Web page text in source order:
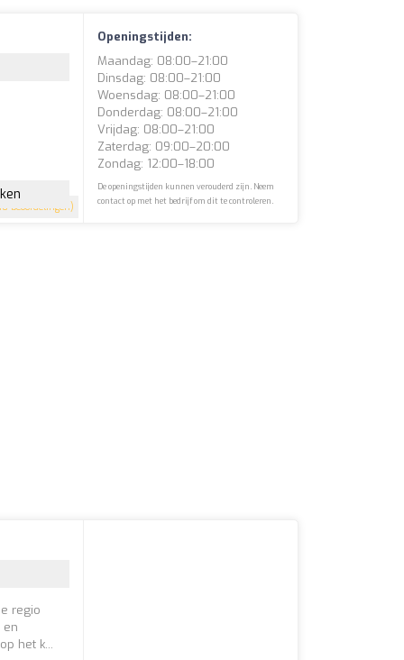
beoordelingen)
Openingstijden:
Maandag: 08:00–21:00
Dinsdag: 08:00–21:00
Woensdag: 08:00–21:00
Donderdag: 08:00–21:00
Vrijdag: 08:00–21:00
Zaterdag: 09:00–20:00
Zondag: 12:00–18:00
De openingstijden kunnen verouderd zijn. Neem
contact op met het bedrijf om dit te controleren.
regio
en
het k...